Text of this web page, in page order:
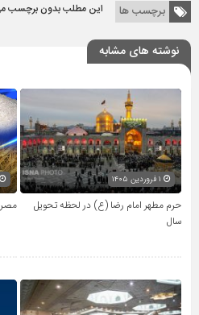
برچسب ها این مطلب بدون برچسب
نوشته های مشابه
حرم مطهر امام رضا (ع) در لحظه تحویل
سال